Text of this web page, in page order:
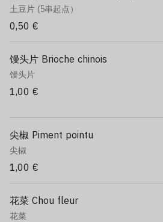
土豆片 (5串起点）
0,50 €
馒头片 Brioche chinois
馒头片
1,00 €
尖椒 Piment pointu
尖椒
1,00 €
花菜 Chou fleur
花菜